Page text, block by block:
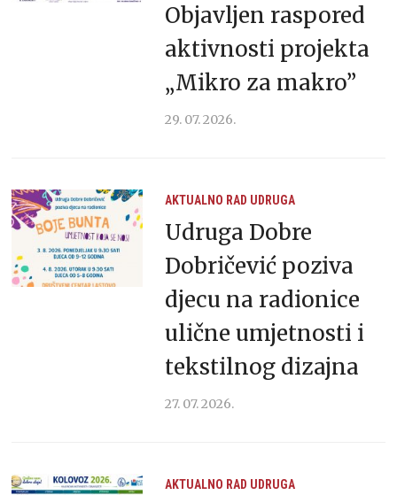
Objavljen raspored
aktivnosti projekta
„Mikro za makro”
29. 07. 2026.
AKTUALNO RAD UDRUGA
Udruga Dobre
Dobričević poziva
djecu na radionice
ulične umjetnosti i
tekstilnog dizajna
27. 07. 2026.
AKTUALNO RAD UDRUGA